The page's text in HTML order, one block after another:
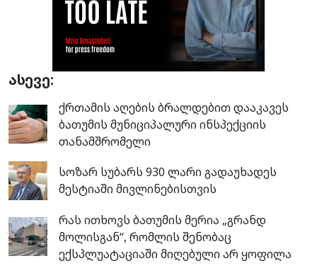
ასევე:
ქრთამის აღების ბრალდებით დააკავეს
ბათუმის მუნიციპალური ინსპექციის
თანამშრომელი
სოზარ სუბარს 930 ლარი გადაუხადეს
მესტიაში მივლინებისთვის
რას ითხოვს ბათუმის მერია „გრანდ
მოლისგან“, რომლის შენობაც
ექსპლუატაციაში მიღებული არ ყოფილა